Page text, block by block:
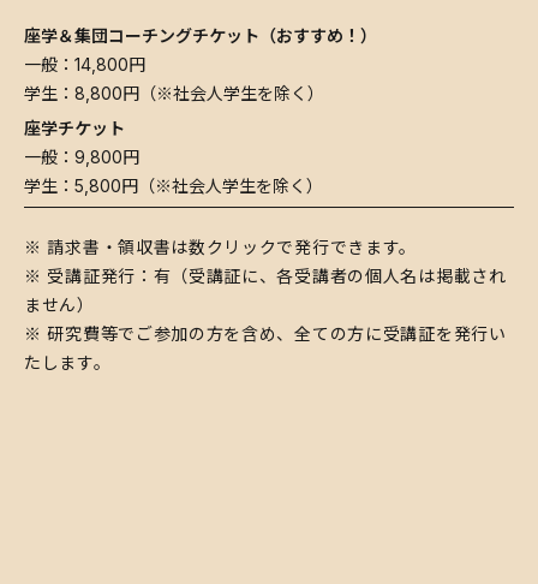
座学＆集団コーチングチケット（おすすめ！）
一般：14,800円
学生：8,800円（※社会人学生を除く）
座学チケット
一般：9,800円
​学生：5,800円（※社会人学生を除く）
​※ 請求書・領収書は数クリックで発行できます。
※ 受講証発行：有（受講証に、各受講者の個人名は掲載され
ません）
※ 研究費等でご参加の方を含め、全ての方に受講証を発行い
たします。